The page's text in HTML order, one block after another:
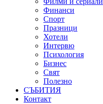
Финанси
Спорт
Празници
Хотели
Интервю
Психология
Бизнес
Свят
Полезно
СЪБИТИЯ
Контакт